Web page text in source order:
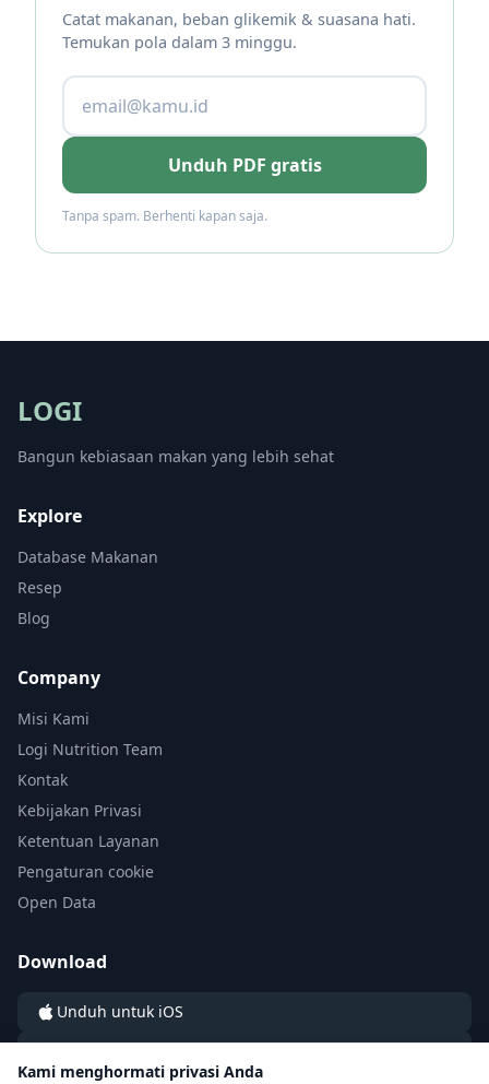
Catat makanan, beban glikemik & suasana hati.
Temukan pola dalam 3 minggu.
Unduh PDF gratis
Tanpa spam. Berhenti kapan saja.
LOGI
Bangun kebiasaan makan yang lebih sehat
Explore
Database Makanan
Resep
Blog
Company
Misi Kami
Logi Nutrition Team
Kontak
Kebijakan Privasi
Ketentuan Layanan
Pengaturan cookie
Open Data
Download
Unduh untuk iOS
Unduh untuk Android
Kami menghormati privasi Anda